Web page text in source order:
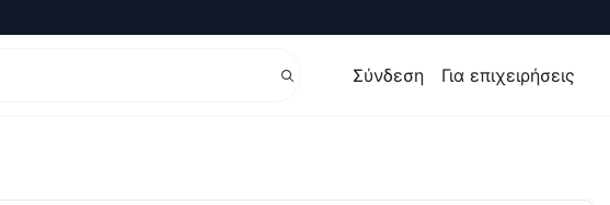
Σύνδεση Για επιχειρήσεις